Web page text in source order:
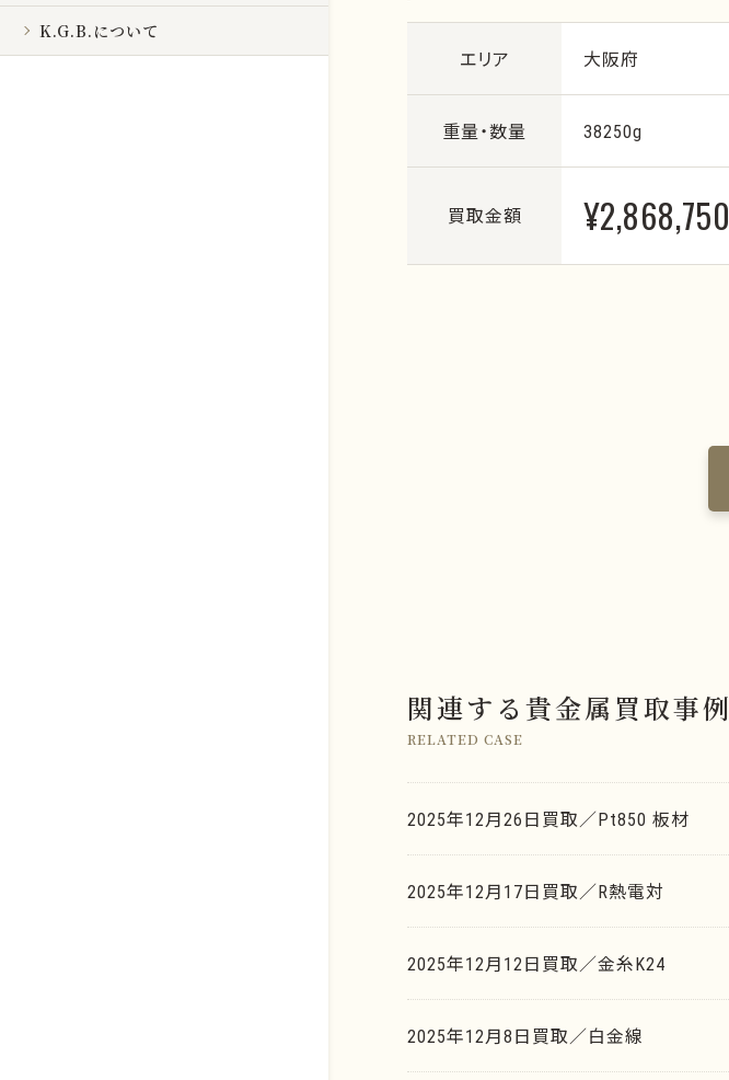
K.G.B.について
エリア 大阪府
重量・数量 38250g
買取金額 ¥2,868,750
関連する貴金属買取事例
RELATED CASE
2025年12月26日買取／Pt850 板材
2025年12月17日買取／R熱電対
2025年12月12日買取／金糸K24
2025年12月8日買取／白金線